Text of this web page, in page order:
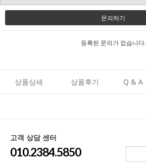
문의하기
등록된 문의가 없습니다.
상품상세 상품후기 Q & A
고객 상담 센터
010.2384.5850